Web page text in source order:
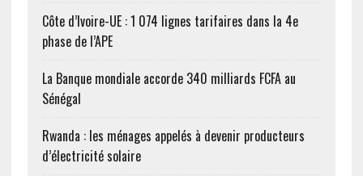
Côte d’Ivoire-UE : 1 074 lignes tarifaires dans la 4e
phase de l’APE
La Banque mondiale accorde 340 milliards FCFA au
Sénégal
Rwanda : les ménages appelés à devenir producteurs
d’électricité solaire